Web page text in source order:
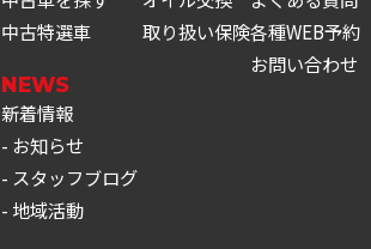
中古特選車
NEWS
新着情報
お知らせ
スタッフブログ
地域活動
取り扱い保険各種WEB予約
お問い合わせ